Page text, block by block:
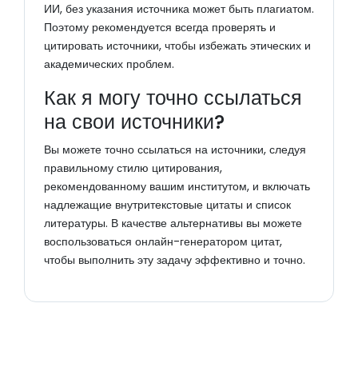
ИИ, без указания источника может быть плагиатом.
Поэтому рекомендуется всегда проверять и
цитировать источники, чтобы избежать этических и
академических проблем.
Как я могу точно ссылаться
на свои источники?
Вы можете точно ссылаться на источники, следуя
правильному стилю цитирования,
рекомендованному вашим институтом, и включать
надлежащие внутритекстовые цитаты и список
литературы. В качестве альтернативы вы можете
воспользоваться онлайн-генератором цитат,
чтобы выполнить эту задачу эффективно и точно.